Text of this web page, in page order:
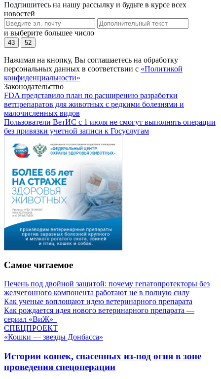
Подпишитесь на нашу рассылку и будьте в курсе всех
новостей
и выберите большее число
43 52
Нажимая на кнопку, Вы соглашаетесь на обработку
персональных данных в соответствии с «Политикой
конфиденциальности»
Законодательство
FDA представило план по расширению разработки
ветпрепаратов для животных с редкими болезнями и
малочисленных видов
Пользователи ВетИС с 1 июля не смогут выполнять операции
без привязки учетной записи к Госуслугам
Самое читаемое
Печень под двойной защитой: почему гепатопротекторы без
желчегонного компонента работают не в полную силу
Как ученые воплощают идею ветеринарного препарата
Как рождается идея нового ветеринарного препарата —
сериал «ВиЖ»
СПЕЦПРОЕКТ
«Кошки — звезды Донбасса»
Истории кошек, спасенных из-под огня в зоне
проведения спецоперации